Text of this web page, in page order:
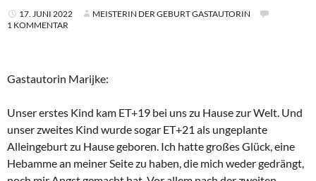
17. JUNI 2022
MEISTERIN DER GEBURT GASTAUTORIN
1 KOMMENTAR
Gastautorin Marijke:
Unser erstes Kind kam ET+19 bei uns zu Hause zur Welt. Und
unser zweites Kind wurde sogar ET+21 als ungeplante
Alleingeburt zu Hause geboren. Ich hatte großes Glück, eine
Hebamme an meiner Seite zu haben, die mich weder gedrängt,